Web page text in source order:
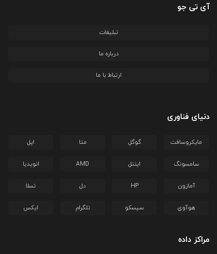
آی تی جو
تبلیغات
درباره ما
ارتباط با ما
دنیای فناوری
مایکروسافت گوگل متا اپل
سامسونگ اینتل AMD انویدیا
آمازون HP دل تسلا
هوآوی سیسکو تلگرام ایکس
مراکز داده